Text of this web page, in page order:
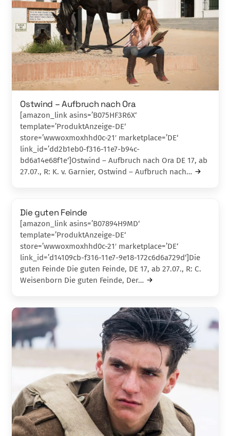
Ostwind – Aufbruch nach Ora
[amazon_link asins=’B075HF3R6X‘
template=’ProduktAnzeige-DE‘
store=’wwwoxmoxhhd0c-21′ marketplace=’DE‘
link_id=’dd2b1eb0-f316-11e7-b94c-
bd6a14e68f1e‘]Ostwind – Aufbruch nach Ora DE 17, ab
27.07., R: K. v. Garnier, Ostwind – Aufbruch nach…
Die guten Feinde
[amazon_link asins=’B07894H9MD‘
template=’ProduktAnzeige-DE‘
store=’wwwoxmoxhhd0c-21′ marketplace=’DE‘
link_id=’d14109cb-f316-11e7-9e18-172c6d6a729d‘]Die
guten Feinde Die guten Feinde, DE 17, ab 27.07., R: C.
Weisenborn Die guten Feinde, Der…